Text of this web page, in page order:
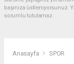
başınıza üstleniyorsunuz.
sorumlu tutulamaz.
Anasayfa SPOR